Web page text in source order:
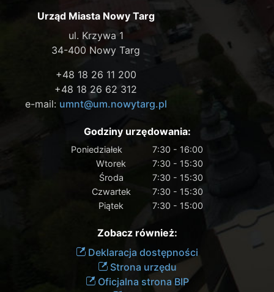
Urząd Miasta Nowy Targ
ul. Krzywa 1
34-400 Nowy Targ
+48 18 26 11 200
+48 18 26 62 312
e-mail: umnt@um.nowytarg.pl
Godziny urzędowania:
Poniedziałek
7:30 - 16:00
Wtorek
7:30 - 15:30
Środa
7:30 - 15:30
Czwartek
7:30 - 15:30
Piątek
7:30 - 15:00
Zobacz również:
Deklaracja dostępności
Strona urzędu
Oficjalna strona BIP